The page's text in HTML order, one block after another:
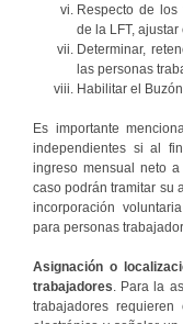
Respecto de
de la LFT,
Determinar,
las personas
Habilitar el Buzón
Es importante
independientes si al
ingreso mensual neto
caso podrán tramitar su
incorporación
para personas
Asignación o
trabajadores . Para la
trabajadores